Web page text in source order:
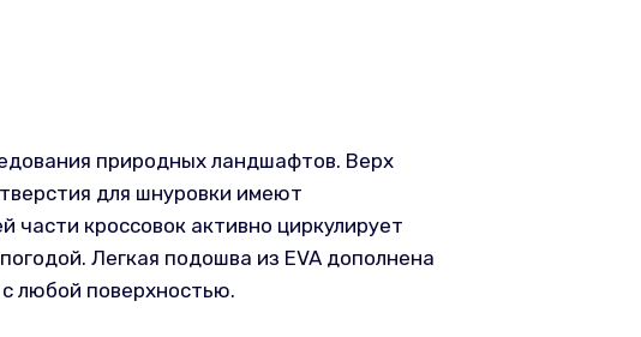
природных ландшафтов. Верх
для шнуровки имеют
кроссовок активно циркулирует
Легкая подошва из EVA дополнена
любой поверхностью.